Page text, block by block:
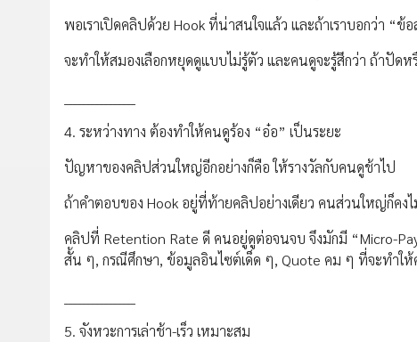
พอเราเปิดคลิปด้วย Hook ที่น่าสนใจแล้ว และถ้าเราบอกว่า “
จะทำให้สมองเลือกหยุดดูแบบไม่รู้ตัว และคนดูจะรู้สึกว่า ถ้าปั
4. ระหว่างทาง ต้องทำให้คนดูร้อง “อ๋อ” เป็นระยะ
ปัญหาของคลิปส่วนใหญ่อีกอย่างก็คือ ให้รางวัลกับคนดูช้าไป
ถ้าคำตอบของ Hook อยู่ที่ท้ายคลิปอย่างเดียว คนส่วนใหญ่ก็คง
คลิปที่ Retention Rate ดี คนอยู่ดูต่อจนจบ จึงมักมี “Micro-
สั้น ๆ, กรณีศึกษา, ข้อมูลอินไซต์เด็ด ๆ, Quote คม ๆ ที่จะทำให้
5. จังหวะการเล่าช้า-เร็ว เหมาะสม